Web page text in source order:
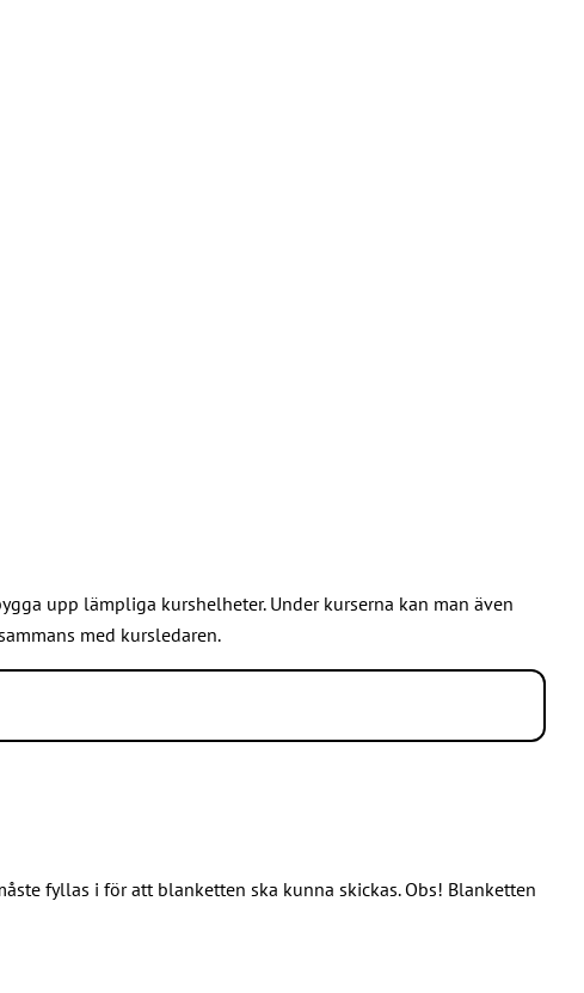
upp lämpliga kurshelheter. Under kurserna kan man även
med kursledaren.
fyllas i för att blanketten ska kunna skickas. Obs! Blanketten